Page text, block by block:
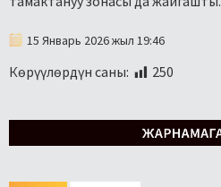
15 Январь 2026 жыл 19:46
Көрүүлөрдүн саны: 250